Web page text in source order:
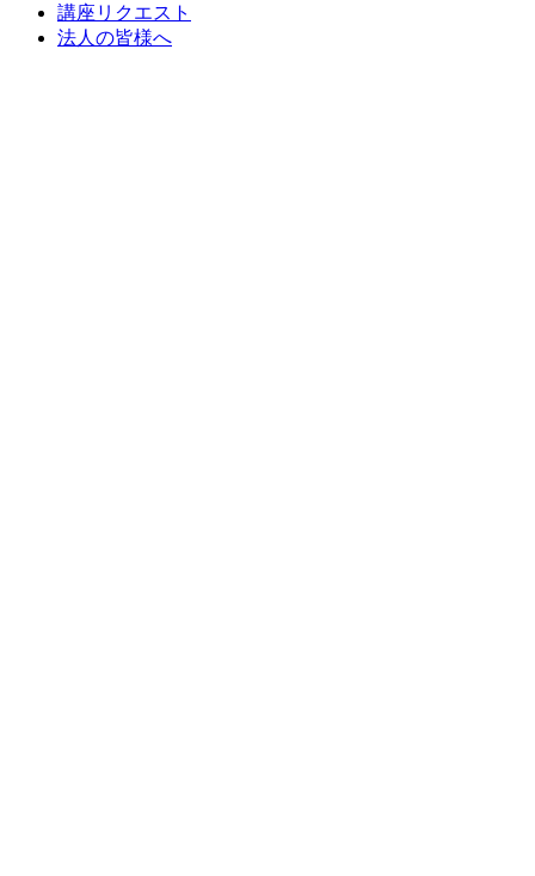
講座リクエスト
法人の皆様へ